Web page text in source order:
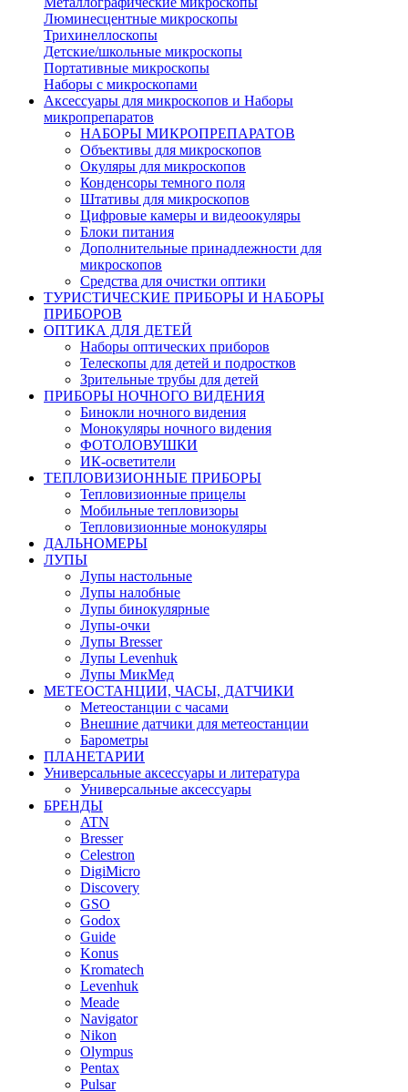
Люминесцентные микроскопы
Трихинеллоскопы
Детские/школьные микроскопы
Портативные микроскопы
Наборы с микроскопами
Аксессуары для микроскопов и Наборы
микропрепаратов
НАБОРЫ МИКРОПРЕПАРАТОВ
Объективы для микроскопов
Окуляры для микроскопов
Конденсоры темного поля
Штативы для микроскопов
Цифровые камеры и видеоокуляры
Блоки питания
Дополнительные принадлежности для
микроскопов
Средства для очистки оптики
ТУРИСТИЧЕСКИЕ ПРИБОРЫ И НАБОРЫ
ПРИБОРОВ
ОПТИКА ДЛЯ ДЕТЕЙ
Наборы оптических приборов
Телескопы для детей и подростков
Зрительные трубы для детей
ПРИБОРЫ НОЧНОГО ВИДЕНИЯ
Бинокли ночного видения
Монокуляры ночного видения
ФОТОЛОВУШКИ
ИК-осветители
ТЕПЛОВИЗИОННЫЕ ПРИБОРЫ
Тепловизионные прицелы
Мобильные тепловизоры
Тепловизионные монокуляры
ДАЛЬНОМЕРЫ
ЛУПЫ
Лупы настольные
Лупы налобные
Лупы бинокулярные
Лупы-очки
Лупы Bresser
Лупы Levenhuk
Лупы МикМед
МЕТЕОСТАНЦИИ, ЧАСЫ, ДАТЧИКИ
Метеостанции с часами
Внешние датчики для метеостанции
Барометры
ПЛАНЕТАРИИ
Универсальные аксессуары и литература
Универсальные аксессуары
БРЕНДЫ
ATN
Bresser
Celestron
DigiMicro
Discovery
GSO
Godox
Guide
Konus
Kromatech
Levenhuk
Meade
Navigator
Nikon
Olympus
Pentax
Pulsar